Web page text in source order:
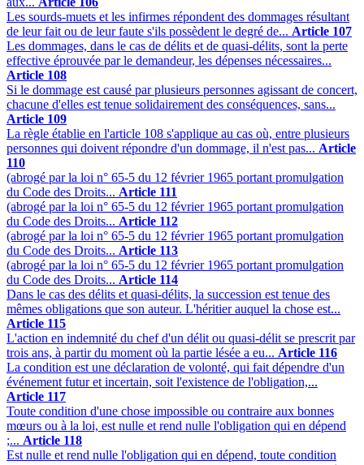
Les sourds-muets et les infirmes répondent des dommages résultant
de leur fait ou de leur faute s'ils possèdent le degré de... Article 107
Les dommages, dans le cas de délits et de quasi-délits, sont la perte
effective éprouvée par le demandeur, les dépenses nécessaires...
Article 108
Si le dommage est causé par plusieurs personnes agissant de concert,
chacune d'elles est tenue solidairement des conséquences, sans...
Article 109
La règle établie en l'article 108 s'applique au cas où, entre plusieurs
personnes qui doivent répondre d'un dommage, il n'est pas... Article
110
(abrogé par la loi n° 65-5 du 12 février 1965 portant promulgation
du Code des Droits... Article 111
(abrogé par la loi n° 65-5 du 12 février 1965 portant promulgation
du Code des Droits... Article 112
(abrogé par la loi n° 65-5 du 12 février 1965 portant promulgation
du Code des Droits... Article 113
(abrogé par la loi n° 65-5 du 12 février 1965 portant promulgation
du Code des Droits... Article 114
Dans le cas des délits et quasi-délits, la succession est tenue des
mêmes obligations que son auteur. L'héritier auquel la chose est...
Article 115
L'action en indemnité du chef d'un délit ou quasi-délit se prescrit par
trois ans, à partir du moment où la partie lésée a eu... Article 116
La condition est une déclaration de volonté, qui fait dépendre d'un
événement futur et incertain, soit l'existence de l'obligation,...
Article 117
Toute condition d'une chose impossible ou contraire aux bonnes
mœurs ou à la loi, est nulle et rend nulle l'obligation qui en dépend
;... Article 118
Est nulle et rend nulle l'obligation qui en dépend, toute condition